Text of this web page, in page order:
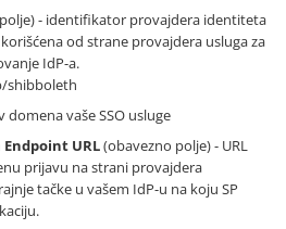
- identifikator provajdera identiteta
od strane provajdera usluga za
IdP-a.
shibboleth
domena vaše SSO usluge
URL(obavezno polje) - URL
prijavu na strani provajdera
tačke u vašem IdP-u na koju SP